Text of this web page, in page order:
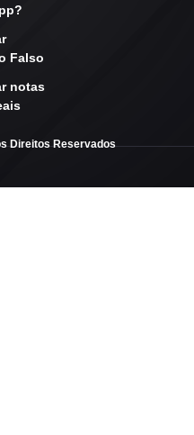
Falso
notas
Direitos Reservados